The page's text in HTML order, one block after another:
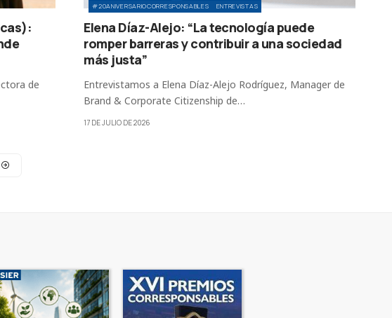
de
#20ANIVERSARIOCORRESPONSABLES ENTREVISTAS
Elena Díaz-Alejo: “La tecnología puede
romper barreras y contribuir a una sociedad
más justa”
Entrevistamos a Elena Díaz-Alejo Rodríguez, Manager de
Brand & Corporate Citizenship de…
17 DE JULIO DE 2026